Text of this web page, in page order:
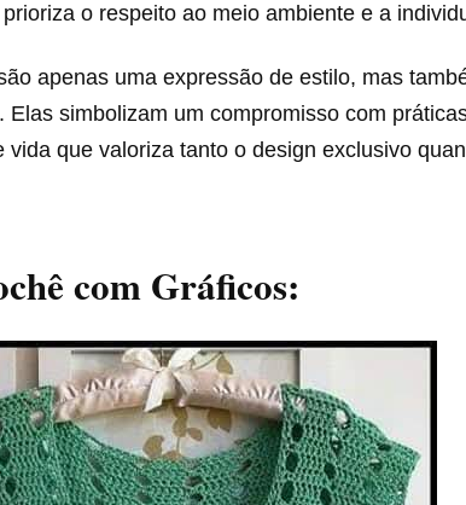
o respeito ao meio ambiente e a
apenas uma expressão de estilo, mas
Elas simbolizam um compromisso com
vida que valoriza tanto o design exclusivo
com Gráficos: